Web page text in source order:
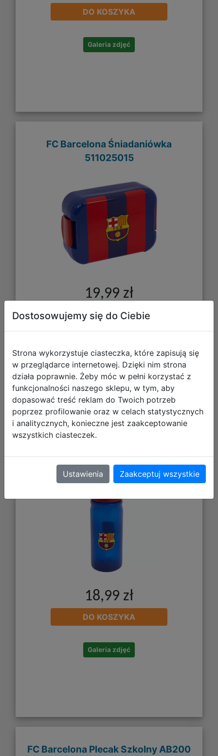
DO KOSZYKA
Galeria zdjęć
FC Barcelona Śniadaniówka
511025015
19,99 zł
DO KOSZYKA
511025014
18,99 zł
DO KOSZYKA
Galeria zdjęć
FC Barcelona Plecak Szkolny AB200
Dostosowujemy się do Ciebie
Strona wykorzystuje ciasteczka, które zapisują się
w przeglądarce internetowej. Dzięki nim strona
działa poprawnie. Żeby móc w pełni korzystać z
funkcjonalności naszego sklepu, w tym, aby
dopasować treść reklam do Twoich potrzeb
poprzez profilowanie oraz w celach statystycznych
i analitycznych, konieczne jest zaakceptowanie
wszystkich ciasteczek.
Ustawienia Zaakceptuj wszystkie